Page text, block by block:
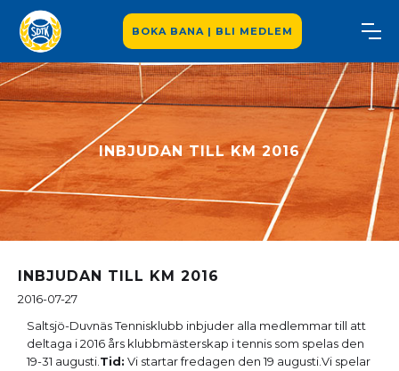
BOKA BANA | BLI MEDLEM
INBJUDAN TILL KM 2016
INBJUDAN TILL KM 2016
2016-07-27
Saltsjö-Duvnäs Tennisklubb inbjuder alla medlemmar till att
deltaga i 2016 års klubbmästerskap i tennis som spelas den
19-31 augusti. Tid: Vi startar fredagen den 19 augusti.Vi spelar